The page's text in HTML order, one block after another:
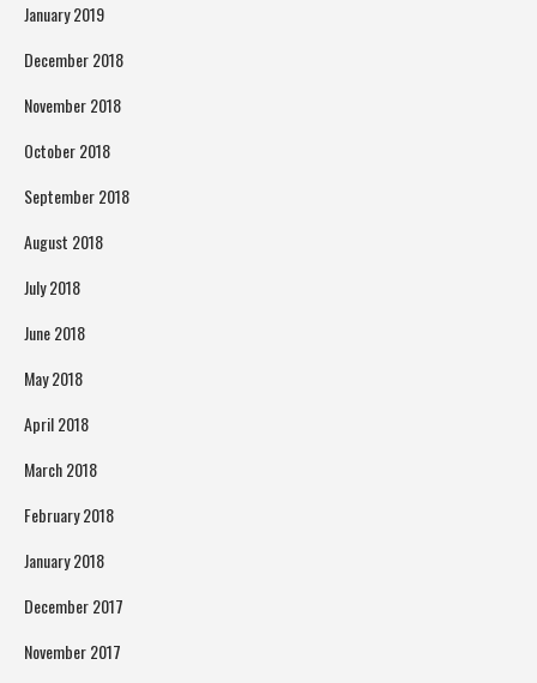
January 2019
December 2018
November 2018
October 2018
September 2018
August 2018
July 2018
June 2018
May 2018
April 2018
March 2018
February 2018
January 2018
December 2017
November 2017